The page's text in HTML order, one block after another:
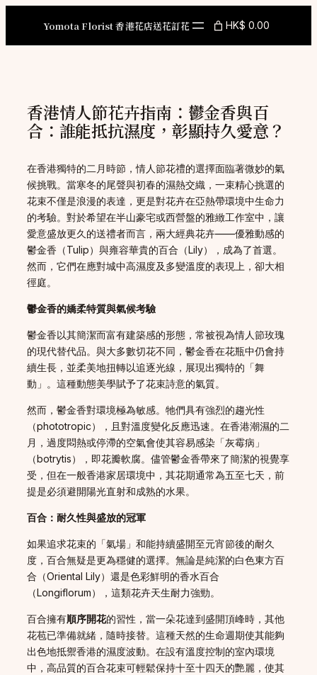
Yomota Florist 香港花店送花訂花 HK$ 0.00
香港情人節花卉指南：鬱金香與百
合：誰能抵抗濕度，彰顯持久愛意？
在香港獨特的二月時節，情人節花禮的選擇面臨著微妙的氣
候挑戰。當寒冬的尾聲與初春的濕熱交織，一束精心挑選的
花束不僅是浪漫的表達，更是對花卉在亞熱帶環境中生命力
的考驗。對於希望在半山豪宅或西營盤的雅緻工作室中，讓
愛意盛放更久的送禮者而言，兩大經典花卉——優雅動感的
鬱金香（Tulip）與雍容華貴的百合（Lily），成為了首選。
然而，它們在應對城中高濕度及多變溫度的表現上，卻大相
徑庭。
鬱金香的嬌柔特質與氣候考驗
鬱金香以其簡潔而富有建築感的形態，常被視為情人節玫瑰
的現代替代品。與大多數切花不同，鬱金香在花瓶中仍會持
續生長，並柔美地扭轉以追逐光線，展現出獨特的「舞
動」。這種動態美學賦予了花束詩意的氣質。
然而，鬱金香對環境極為敏感。牠們具有強烈的趨光性
（phototropic），且對溫度變化反應迅速。在香港潮濕的二
月，過度悶熱或停滯的空氣會使其容易感染「灰霉病」
（botrytis），即花瓣軟腐。儘管鬱金香帶來了簡潔的視覺享
受，但在一般香港家居環境中，其花期通常為五至七天，前
提是必須避開陽光直射和成熟的水果。
百合：耐久性與盛放的冠軍
如果追求花束的「氣場」和能持續盛開至元宵節後的耐久
度，百合無疑是更為穩健的選擇。無論是純潔的白色東方百
合（Oriental Lily）還是色彩鮮明的香水百合
（Longiflorum），這類花卉天生耐力強勁。
百合擁有順序開花的習性，當一朵花達到盛開頂峰時，其他
花苞已準備就緒，隨時接替。這種天然的生命週期使其能夠
出色地抵禦香港的濕度波動。在設有溫度控制的室內環境
中，高品質的百合花束可輕鬆保持十至十四天的艷麗，使其